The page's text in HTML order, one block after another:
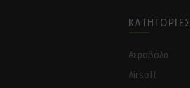
ΚΑΤΗΓΟΡΊΕΣ
Αεροβόλα
Airsoft